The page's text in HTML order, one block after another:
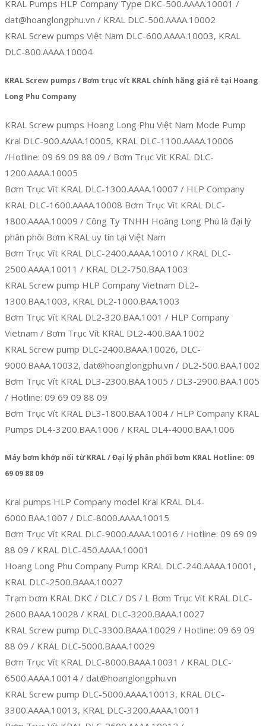
KRAL Pumps HLP Company Type DKC-500.AAAA.10001 /
dat@hoanglongphu.vn / KRAL DLC-500.AAAA.10002
KRAL Screw pumps Việt Nam DLC-600.AAAA.10003, KRAL
DLC-800.AAAA.10004
KRAL Screw pumps / Bơm trục vít KRAL chính hãng giá rẻ tại Hoang
Long Phu Company
KRAL Screw pumps Hoang Long Phu Việt Nam Mode Pump
Kral DLC-900.AAAA.10005, KRAL DLC-1100.AAAA.10006
/Hotline: 09 69 09 88 09 / Bơm Trục Vít KRAL DLC-
1200.AAAA.10005
Bơm Trục Vít KRAL DLC-1300.AAAA.10007 / HLP Company
KRAL DLC-1600.AAAA.10008 Bơm Trục Vít KRAL DLC-
1800.AAAA.10009 / Công Ty TNHH Hoàng Long Phú là đại lý
phân phôi Bơm KRAL uy tín tại Việt Nam
Bơm Trục Vít KRAL DLC-2400.AAAA.10010 / KRAL DLC-
2500.AAAA.10011 / KRAL DL2-750.BAA.1003
KRAL Screw pump HLP Company Vietnam DL2-
1300.BAA.1003, KRAL DL2-1000.BAA.1003
Bơm Trục Vít KRAL DL2-320.BAA.1001 / HLP Company
Vietnam / Bơm Trục Vít KRAL DL2-400.BAA.1002
KRAL Screw pump DLC-2400.BAAA.10026, DLC-
9000.BAAA.10032, dat@hoanglongphu.vn / DL2-500.BAA.1002
Bơm Trục Vít KRAL DL3-2300.BAA.1005 / DL3-2900.BAA.1005
/ Hotline: 09 69 09 88 09
Bơm Trục Vít KRAL DL3-1800.BAA.1004 / HLP Company KRAL
Pumps DL4-3200.BAA.1006 / KRAL DL4-4000.BAA.1006
Máy bơm khớp nối từ KRAL / Đại lý phân phối bơm KRAL Hotline: 09
69 09 88 09
Kral pumps HLP Company model Kral KRAL DL4-
6000.BAA.1007 / DLC-8000.AAAA.10015
Bơm Trục Vít KRAL DLC-9000.AAAA.10016 / Hotline: 09 69 09
88 09 / KRAL DLC-450.AAAA.10001
Hoang Long Phu Company Pump KRAL DLC-240.AAAA.10001,
KRAL DLC-2500.BAAA.10027
Trạm bơm KRAL DKC / DLC / DS / L Bơm Trục Vít KRAL DLC-
2600.BAAA.10028 / KRAL DLC-3200.BAAA.10027
KRAL Screw pump DLC-3300.BAAA.10029 / Hotline: 09 69 09
88 09 / KRAL DLC-5000.BAAA.10029
Bơm Trục Vít KRAL DLC-8000.BAAA.10031 / KRAL DLC-
6500.AAAA.10014 / dat@hoanglongphu.vn
KRAL Screw pump DLC-5000.AAAA.10013, KRAL DLC-
3300.AAAA.10013, KRAL DLC-3200.AAAA.10011